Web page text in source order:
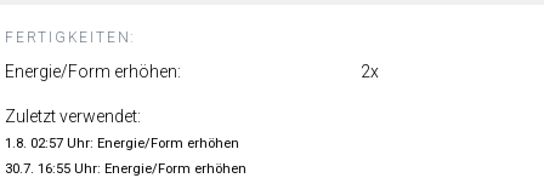
FERTIGKEITEN:
Energie/Form erhöhen: 2x
Zuletzt verwendet:
1.8. 02:57 Uhr: Energie/Form erhöhen
30.7. 16:55 Uhr: Energie/Form erhöhen